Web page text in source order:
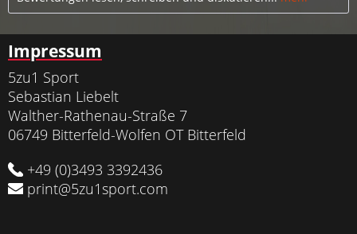
Impressum
5zu1 Sport
Sebastian Liebelt
Walther-Rathenau-Straße 7
06749 Bitterfeld-Wolfen OT Bitterfeld
+49 (0)3493 3392436
print@5zu1sport.com